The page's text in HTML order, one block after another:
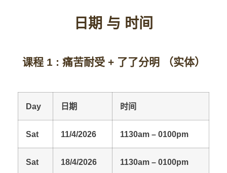
日期 与 时间
课程 1 : 痛苦耐受 + 了了分明 （实体）
Day 日期 时间
Sat 11/4/2026 1130am – 0100pm
Sat 18/4/2026 1130am – 0100pm